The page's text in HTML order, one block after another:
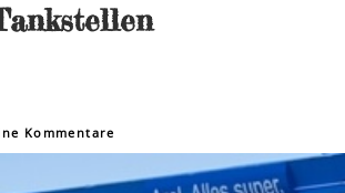
Kommentare